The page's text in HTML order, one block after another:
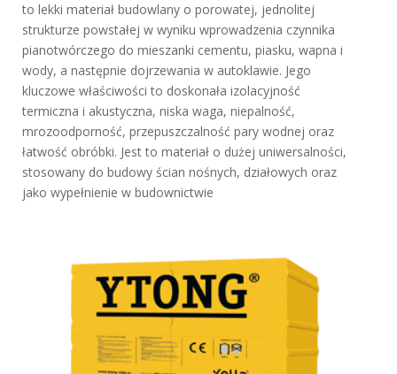
to lekki materiał budowlany o porowatej, jednolitej
strukturze powstałej w wyniku wprowadzenia czynnika
pianotwórczego do mieszanki cementu, piasku, wapna i
wody, a następnie dojrzewania w autoklawie. Jego
kluczowe właściwości to doskonała izolacyjność
termiczna i akustyczna, niska waga, niepalność,
mrozoodporność, przepuszczalność pary wodnej oraz
łatwość obróbki. Jest to materiał o dużej uniwersalności,
stosowany do budowy ścian nośnych, działowych oraz
jako wypełnienie w budownictwie